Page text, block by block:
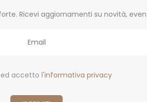
Ricevi aggiornamenti su novità,
accetto l'informativa privacy